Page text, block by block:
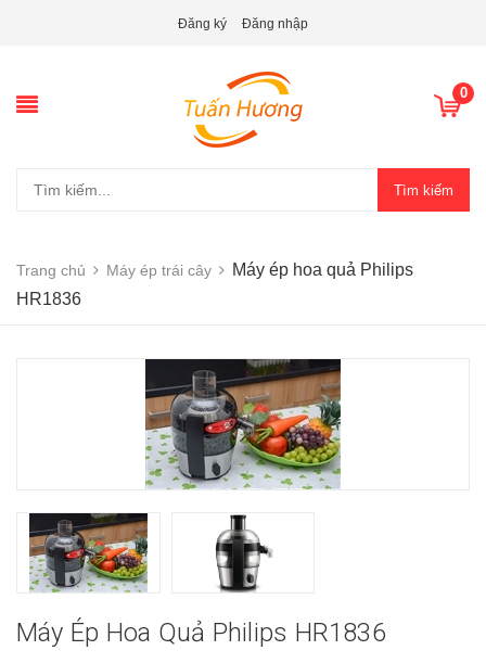
Đăng ký Đăng nhập
0
Tìm kiếm
Trang chủ Máy ép trái cây
Máy ép hoa quả Philips
HR1836
Máy Ép Hoa Quả Philips HR1836